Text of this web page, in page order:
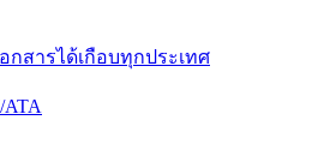
กสารได้เกือบทุกประเทศ